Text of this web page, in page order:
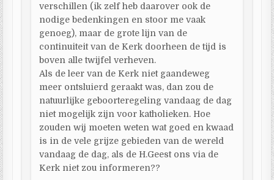
verschillen (ik zelf heb daarover ook de
nodige bedenkingen en stoor me vaak
genoeg), maar de grote lijn van de
continuiteit van de Kerk doorheen de tijd is
boven alle twijfel verheven.
Als de leer van de Kerk niet gaandeweg
meer ontsluierd geraakt was, dan zou de
natuurlijke geboorteregeling vandaag de dag
niet mogelijk zijn voor katholieken. Hoe
zouden wij moeten weten wat goed en kwaad
is in de vele grijze gebieden van de wereld
vandaag de dag, als de H.Geest ons via de
Kerk niet zou informeren??